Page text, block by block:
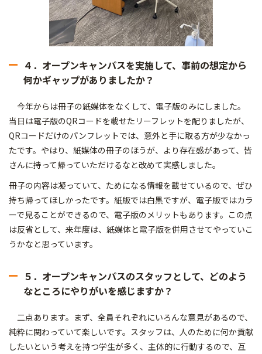
４．オープンキャンパスを実施して、事前の想定から
何かギャップがありましたか？
今年からは冊子の紙媒体をなくして、電子版のみにしました。
当日は電子版のQRコードを載せたリーフレットを配りましたが、
QRコードだけのパンフレットでは、意外と手に取る方が少なかっ
たです。やはり、紙媒体の冊子のほうが、より存在感があって、皆
さんに持って帰っていただけるなと改めて実感しました。
冊子の内容は凝っていて、ためになる情報を載せているので、ぜひ
持ち帰ってほしかったです。紙版では白黒ですが、電子版ではカラ
ーで見ることができるので、電子版のメリットもあります。この点
は反省として、来年度は、紙媒体と電子版を併用させてやっていこ
うかなと思っています。
５．オープンキャンパスのスタッフとして、どのよう
なところにやりがいを感じますか？
二点あります。まず、全員それぞれにいろんな意見があるので、
純粋に関わっていて楽しいです。スタッフは、人のために何か貢献
したいという考えを持つ学生が多く、主体的に行動するので、互